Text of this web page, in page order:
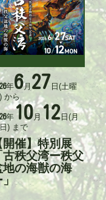
年6月 27 日(土曜
から
年10月12 日(月
) まで
開催】特別展
古秩父湾ー秩父
地の海獣の海